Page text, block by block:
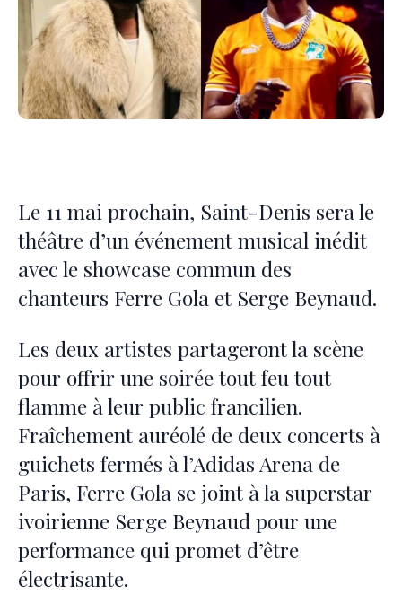
Le 11 mai prochain, Saint-Denis sera le
théâtre d’un événement musical inédit
avec le showcase commun des
chanteurs Ferre Gola et Serge Beynaud.
Les deux artistes partageront la scène
pour offrir une soirée tout feu tout
flamme à leur public francilien.
Fraîchement auréolé de deux concerts à
guichets fermés à l’Adidas Arena de
Paris, Ferre Gola se joint à la superstar
ivoirienne Serge Beynaud pour une
performance qui promet d’être
électrisante.